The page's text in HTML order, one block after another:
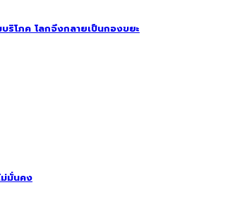
โภค โลกจึงกลายเป็นกองขยะ
มั่นคง